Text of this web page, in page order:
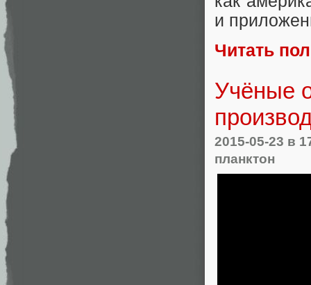
и
Читать
Учёные
2015-05-23 в
планктон